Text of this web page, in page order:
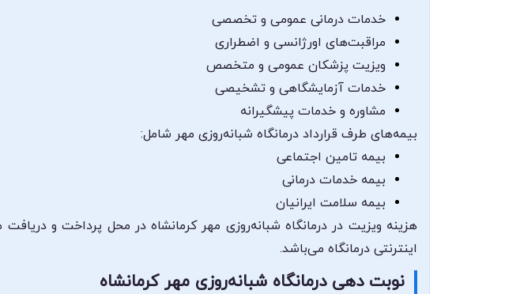
خدمات درمانی عمومی و تخصصی
مراقبت‌های اورژانسی و اضطراری
ویزیت پزشکان عمومی و متخصص
خدمات آزمایشگاهی و تشخیصی
مشاوره و خدمات پیشگیرانه
بیمه‌های طرف قرارداد درمانگاه شبانه‌روزی مهر شامل:
بیمه تامین اجتماعی
بیمه خدمات درمانی
بیمه سلامت ایرانیان
هزینه ویزیت در درمانگاه شبانه‌روزی مهر کرمانشاه در محل پرداخت و
اینترنتی درمانگاه می‌باشد.
نوبت دهی درمانگاه شبانه‌روزی مهر کرمانشاه